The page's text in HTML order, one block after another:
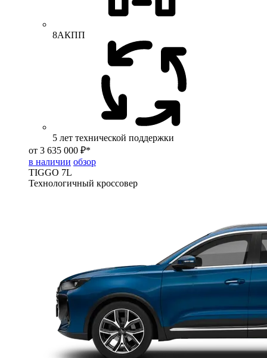
8АКПП
5 лет технической поддержки
от 3 635 000 ₽*
в наличии обзор
TIGGO 7L
Технологичный кроссовер